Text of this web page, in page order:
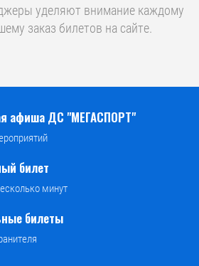
уделяют внимание каждому
заказ билетов на сайте.
афиша ДС "МЕГАСПОРТ"
билет
минут
билеты